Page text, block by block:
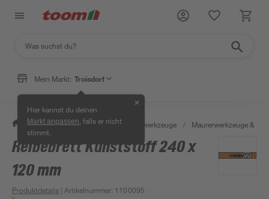
Mein Markt: Troisdorf
Hier kannst du deinen
Markt anpassen , falls er nicht
stimmt.
✕
/ Werkstatt & Maschinen / Handwerkzeuge / Maurerwerkzeuge &
Reibebrett Kunststoff 240 x
120 mm
Produktdetails | Artikelnummer: 1100095